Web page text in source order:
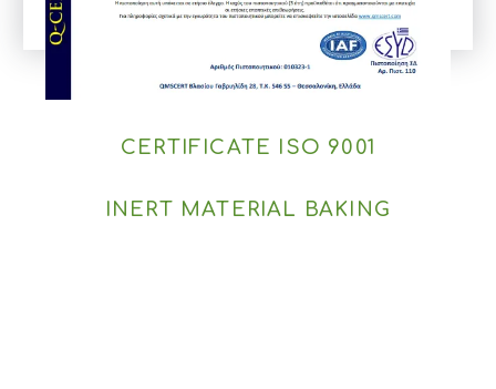
CERTIFICATE ISO 9001
INERT MATERIAL BAKING